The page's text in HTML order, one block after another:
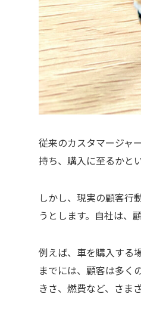
従来のカスタマージャ
持ち、購入に至るかと
しかし、現実の顧客行
うとします。自社は、
例えば、車を購入する
までには、顧客は多く
きさ、燃費など、さま